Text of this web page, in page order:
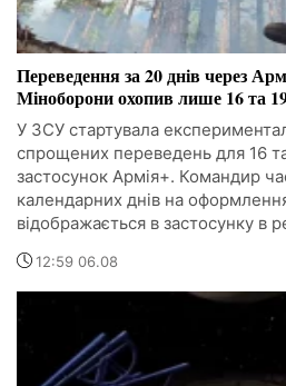
Переведення за 20 днів через
Міноборони охопив лише 16 та
У ЗСУ стартувала
спрощених переведень для 16
застосунок Армія+. Командир
календарних днів на
відображається в застосунку в
12:59 06.08